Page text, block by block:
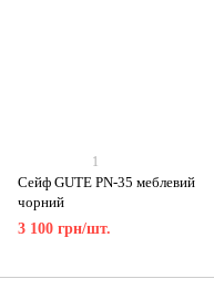
1
Сейф GUTE PN-35 меблевий
чорний
3 100 грн/шт.